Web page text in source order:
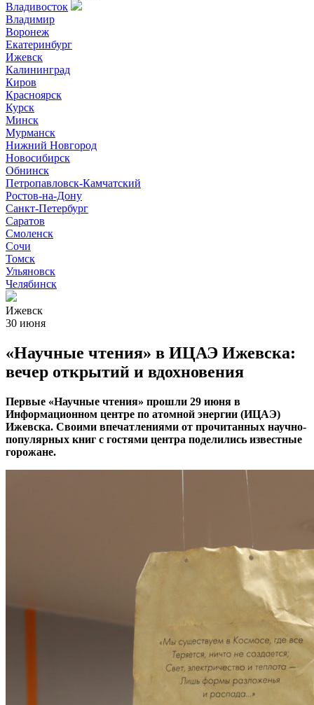
Владивосток
Владимир
Воронеж
Екатеринбург
Ижевск
Калининград
Киров
Красноярск
Курск
Минск
Мурманск
Нижний Новгород
Новосибирск
Обнинск
Петропавловск-Камчатский
Ростов-на-Дону
Санкт-Петербург
Саратов
Смоленск
Сочи
Томск
Ульяновск
Челябинск
Ижевск
30 июня
«Научные чтения» в ИЦАЭ Ижевска:
вечер открытий и вдохновения
Первые «Научные чтения» прошли 29 июня в
Информационном центре по атомной энергии (ИЦАЭ)
Ижевска. Своими впечатлениями от прочитанных научно-
популярных книг с гостями центра поделились известные
горожане.